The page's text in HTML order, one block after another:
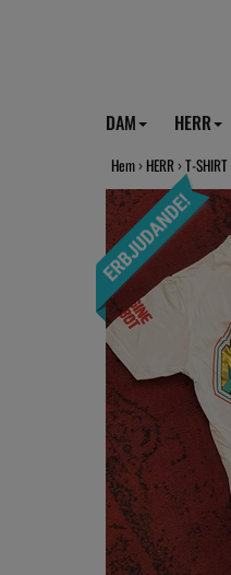
DAM HERR
Hem › HERR ›T-SHIRT